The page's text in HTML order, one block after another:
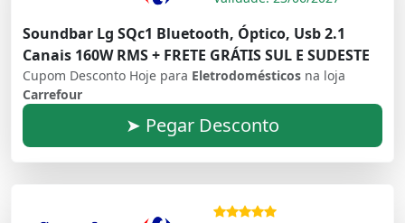
Soundbar Lg SQc1 Bluetooth, Óptico, Usb 2.1
Canais 160W RMS + FRETE GRÁTIS SUL E SUDESTE
Cupom Desconto Hoje para Eletrodomésticos na loja
Carrefour
➤ Pegar Desconto